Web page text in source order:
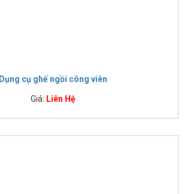
Dụng cụ ghế ngồi công viên
Giá: Liên Hệ